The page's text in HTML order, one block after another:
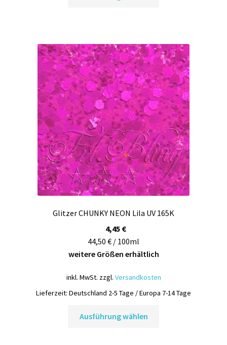
auf.
Die
Optionen
können
auf
der
Produktseite
gewählt
werden
Glitzer CHUNKY NEON Lila UV 165K
4,45 €
44,50 € / 100ml
weitere Größen erhältlich
inkl. MwSt. zzgl. Versandkosten
Lieferzeit: Deutschland 2-5 Tage / Europa 7-14 Tage
Ausführung wählen